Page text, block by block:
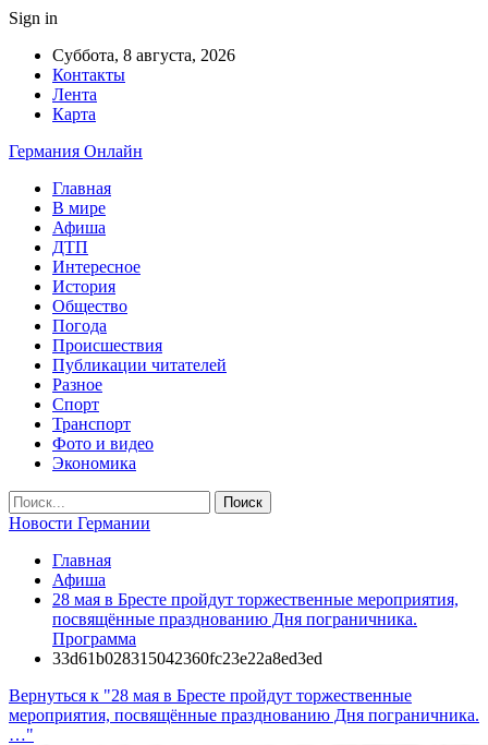
Sign in
Суббота, 8 августа, 2026
Контакты
Лента
Карта
Германия Онлайн
Главная
В мире
Афиша
ДТП
Интересное
История
Общество
Погода
Происшествия
Публикации читателей
Разное
Спорт
Транспорт
Фото и видео
Экономика
Новости Германии
Главная
Афиша
28 мая в Бресте пройдут торжественные мероприятия,
посвящённые празднованию Дня пограничника.
Программа
33d61b028315042360fc23e22a8ed3ed
Вернуться к "28 мая в Бресте пройдут торжественные
мероприятия, посвящённые празднованию Дня пограничника.
…"